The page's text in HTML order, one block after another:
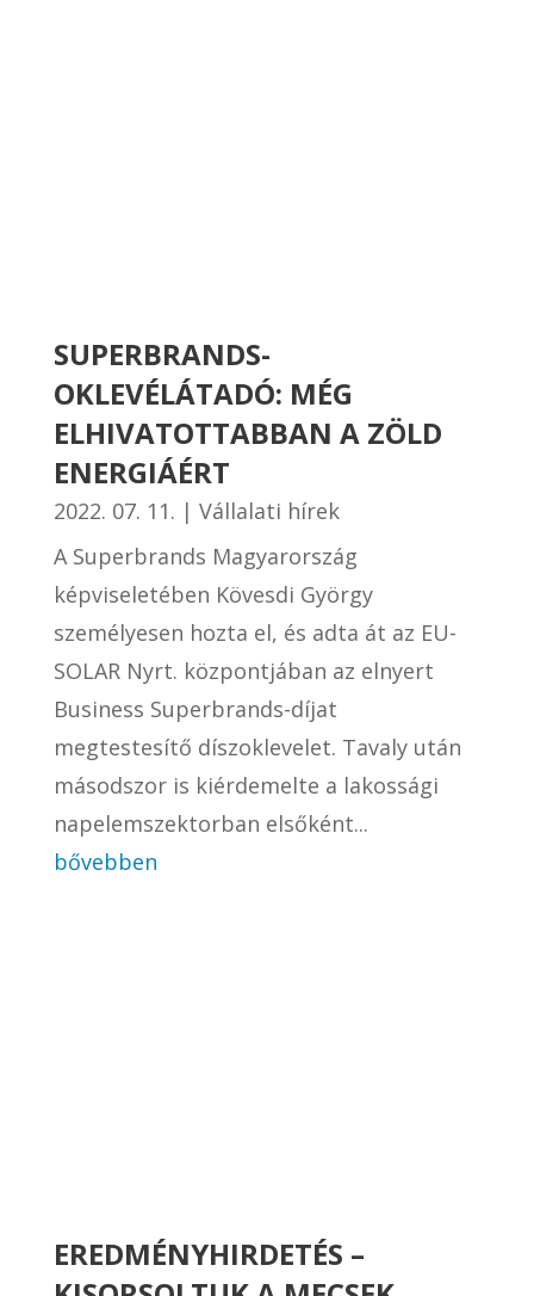
SUPERBRANDS-
OKLEVÉLÁTADÓ: MÉG
ELHIVATOTTABBAN A ZÖLD
ENERGIÁÉRT
2022. 07. 11. | Vállalati hírek
A Superbrands Magyarország
képviseletében Kövesdi György
személyesen hozta el, és adta át az EU-
SOLAR Nyrt. központjában az elnyert
Business Superbrands-díjat
megtestesítő díszoklevelet. Tavaly után
másodszor is kiérdemelte a lakossági
napelemszektorban elsőként...
bővebben
EREDMÉNYHIRDETÉS –